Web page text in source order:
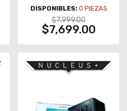
integrados | Monitor |
Teclado y Mouse
DISPONIBLES: 0 PIEZAS
$7,999.00
$7,699.00